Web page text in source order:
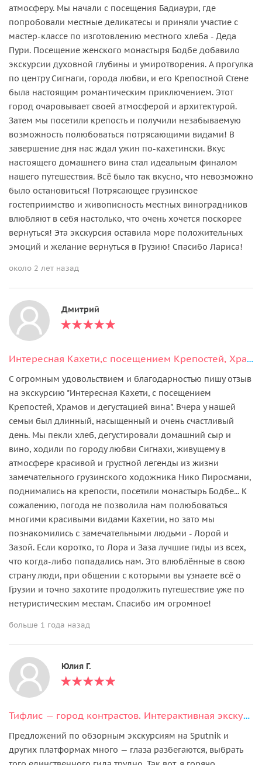
атмосферу. Мы начали с посещения Бадиаури, где
попробовали местные деликатесы и приняли участие с
мастер-классе по изготовлению местного хлеба - Деда
Пури. Посещение женского монастыря Бодбе добавило
экскурсии духовной глубины и умиротворения. А прогулка
по центру Сигнаги, города любви, и его Крепостной Стене
была настоящим романтическим приключением. Этот
город очаровывает своей атмосферой и архитектурой.
Затем мы посетили крепость и получили незабываемую
возможность полюбоваться потрясающими видами! В
завершение дня нас ждал ужин по-кахетински. Вкус
настоящего домашнего вина стал идеальным финалом
нашего путешествия. Всё было так вкусно, что невозможно
было остановиться! Потрясающее грузинское
гостеприимство и живописность местных виноградников
влюбляют в себя настолько, что очень хочется поскорее
вернуться! Эта экскурсия оставила море положительных
эмоций и желание вернуться в Грузию! Спасибо Лариса!
около 2 лет назад
Дмитрий
Интересная Кахети,с посещением Крепостей, Храмов и дегустацией вина.
С огромным удовольствием и благодарностью пишу отзыв
на экскурсию "Интересная Кахети, с посещением
Крепостей, Храмов и дегустацией вина". Вчера у нашей
семьи был длинный, насыщенный и очень счастливый
день. Мы пекли хлеб, дегустировали домашний сыр и
вино, ходили по городу любви Сигнахи, живущему в
атмосфере красивой и грустной легенды из жизни
замечательного грузинского ходожника Нико Пиросмани,
поднимались на крепости, посетили монастырь Бодбе... К
сожалению, погода не позволила нам полюбоваться
многими красивыми видами Кахетии, но зато мы
познакомились с замечательными людьми - Лорой и
Зазой. Если коротко, то Лора и Заза лучшие гиды из всех,
что когда-либо попадались нам. Это влюблённые в свою
страну люди, при общении с которыми вы узнаете всё о
Грузии и точно захотите продолжить путешествие уже по
нетуристическим местам. Спасибо им огромное!
больше 1 года назад
Юлия Г.
Тифлис — город контрастов. Интерактивная экскурсия + дегустация вина.
Предложений по обзорным экскурсиям на Sputnik и
других платформах много — глаза разбегаются, выбрать